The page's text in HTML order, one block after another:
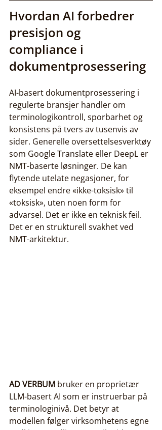
Hvordan AI forbedrer
presisjon og
compliance i
dokumentprosessering
AI-basert dokumentprosessering i
regulerte bransjer handler om
terminologikontroll, sporbarhet og
konsistens på tvers av tusenvis av
sider. Generelle oversettelsesverktøy
som Google Translate eller DeepL er
NMT-baserte løsninger. De kan
flytende utelate negasjoner, for
eksempel endre «ikke-toksisk» til
«toksisk», uten noen form for
advarsel. Det er ikke en teknisk feil.
Det er en strukturell svakhet ved
NMT-arkitektur.
AD VERBUM bruker en proprietær
LLM-basert AI som er instruerbar på
terminologinivå. Det betyr at
modellen følger virksomhetens egne